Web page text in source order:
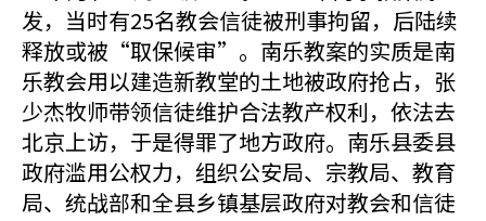
发，当时有25名教会信徒被刑事拘留，后陆续
释放或被“取保候审”。南乐教案的实质是南
乐教会用以建造新教堂的土地被政府抢占，张
少杰牧师带领信徒维护合法教产权利，依法去
北京上访，于是得罪了地方政府。南乐县委县
政府滥用公权力，组织公安局、宗教局、教育
局、统战部和全县乡镇基层政府对教会和信徒